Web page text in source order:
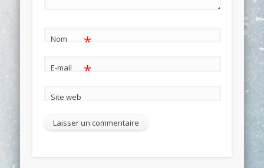
Nom *
E-mail *
Site web